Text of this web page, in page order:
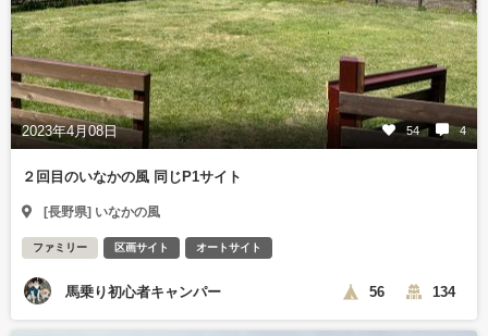
2023年4月08日 54 4
２回目のいなかの風 同じP1サイト
[長野県] いなかの風
ファミリー 区画サイト オートサイト
馬乗り初心者キャンパー 56 134